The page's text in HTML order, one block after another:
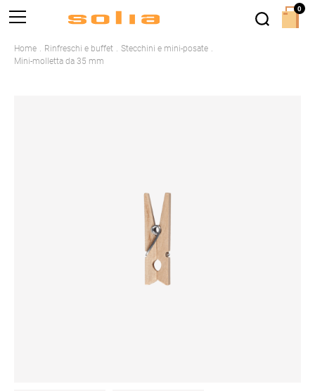
Home Rinfreschi e buffet
Stecchini e mini-posate
Mini-molletta da 35 mm
0